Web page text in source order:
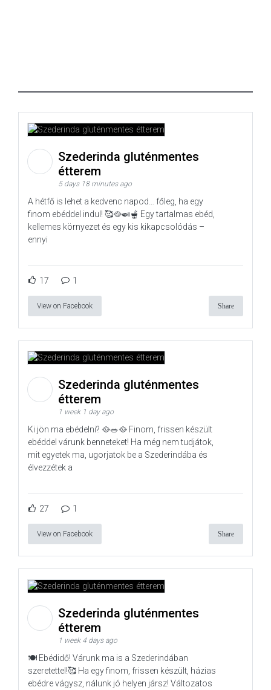
Szederinda gluténmentes
étterem
5 days 18 minutes ago
A hétfő is lehet a kedvenc napod… főleg, ha egy
finom ebéddel indul! 🥰🥘🍛🫕 Egy tartalmas ebéd,
kellemes környezet és egy kis kikapcsolódás –
ennyi
17 1
View on Facebook Share
Szederinda gluténmentes
étterem
1 week 1 day ago
Ki jön ma ebédelni? 🥘🥗🥘 Finom, frissen készült
ebéddel várunk benneteket! Ha még nem tudjátok,
mit egyetek ma, ugorjatok be a Szederindába és
élvezzétek a
27 1
View on Facebook Share
Szederinda gluténmentes
étterem
1 week 4 days ago
🍽️ Ebédidő! Várunk ma is a Szederindában
szeretettel!🥰 Ha egy finom, frissen készült, házias
ebédre vágysz, nálunk jó helyen jársz! Változatos